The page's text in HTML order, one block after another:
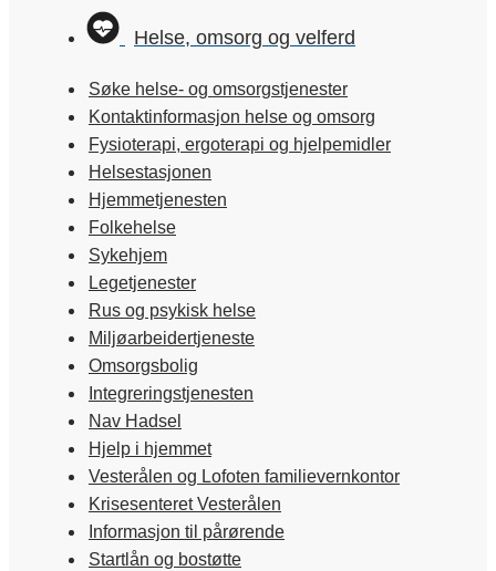
Helse, omsorg og velferd
Søke helse- og omsorgstjenester
Kontaktinformasjon helse og omsorg
Fysioterapi, ergoterapi og hjelpemidler
Helsestasjonen
Hjemmetjenesten
Folkehelse
Sykehjem
Legetjenester
Rus og psykisk helse
Miljøarbeidertjeneste
Omsorgsbolig
Integreringstjenesten
Nav Hadsel
Hjelp i hjemmet
Vesterålen og Lofoten familievernkontor
Krisesenteret Vesterålen
Informasjon til pårørende
Startlån og bostøtte